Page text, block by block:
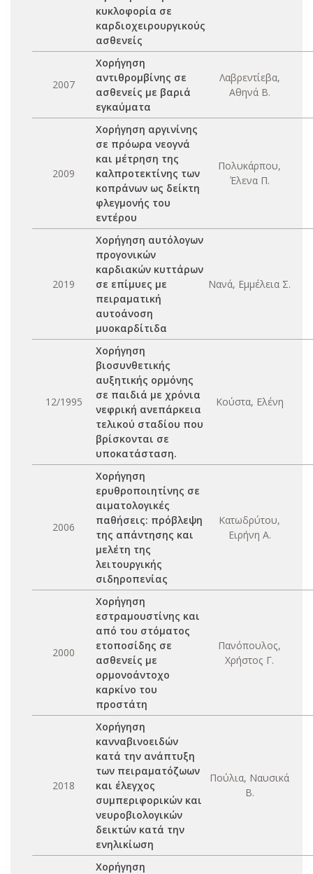
κυκλοφορία σε
καρδιοχειρουργικούς
ασθενείς
2007
Χορήγηση
αντιθρομβίνης σε
ασθενείς με βαριά
εγκαύματα
Λαβρεντίεβα,
Αθηνά Β.
2009
Χορήγηση αργινίνης
σε πρόωρα νεογνά
και μέτρηση της
καλπροτεκτίνης των
κοπράνων ως δείκτη
φλεγμονής του
εντέρου
Πολυκάρπου,
Έλενα Π.
2019
Χορήγηση αυτόλογων
προγονικών
καρδιακών κυττάρων
σε επίμυες με
πειραματική
αυτοάνοση
μυοκαρδίτιδα
Νανά, Εμμέλεια Σ.
12/1995
Χορήγηση
βιοσυνθετικής
αυξητικής ορμόνης
σε παιδιά με χρόνια
νεφρική ανεπάρκεια
τελικού σταδίου που
βρίσκονται σε
υποκατάσταση.
Κούστα, Ελένη
2006
Χορήγηση
ερυθροποιητίνης σε
αιματολογικές
παθήσεις: πρόβλεψη
της απάντησης και
μελέτη της
λειτουργικής
σιδηροπενίας
Κατωδρύτου,
Ειρήνη Α.
2000
Χορήγηση
εστραμουστίνης και
από του στόματος
ετοποσίδης σε
ασθενείς με
ορμονοάντοχο
καρκίνο του
προστάτη
Πανόπουλος,
Χρήστος Γ.
2018
Χορήγηση
κανναβινοειδών
κατά την ανάπτυξη
των πειραματόζωων
και έλεγχος
συμπεριφορικών και
νευροβιολογικών
δεικτών κατά την
ενηλικίωση
Πούλια, Ναυσικά
Β.
Χορήγηση